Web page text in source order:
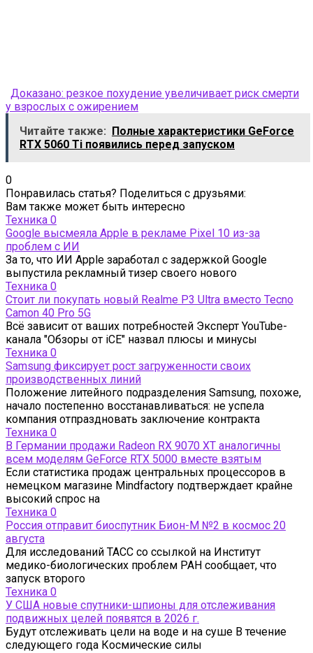
Доказано: резкое похудение увеличивает риск смерти
у взрослых с ожирением
Читайте также:
Полные характеристики GeForce
RTX 5060 Ti появились перед запуском
0
Понравилась статья? Поделиться с друзьями:
Вам также может быть интересно
Техника 0
Google высмеяла Apple в рекламе Pixel 10 из-за
проблем с ИИ
За то, что ИИ Apple заработал с задержкой Google
выпустила рекламный тизер своего нового
Техника 0
Стоит ли покупать новый Realme P3 Ultra вместо Tecno
Camon 40 Pro 5G
Всё зависит от ваших потребностей Эксперт YouTube-
канала "Обзоры от iCE" назвал плюсы и минусы
Техника 0
Samsung фиксирует рост загруженности своих
производственных линий
Положение литейного подразделения Samsung, похоже,
начало постепенно восстанавливаться: не успела
компания отпраздновать заключение контракта
Техника 0
В Германии продажи Radeon RX 9070 XT аналогичны
всем моделям GeForce RTX 5000 вместе взятым
Если статистика продаж центральных процессоров в
немецком магазине Mindfactory подтверждает крайне
высокий спрос на
Техника 0
Россия отправит биоспутник Бион-М №2 в космос 20
августа
Для исследований ТАСС со ссылкой на Институт
медико-биологических проблем РАН сообщает, что
запуск второго
Техника 0
У США новые спутники-шпионы для отслеживания
подвижных целей появятся в 2026 г.
Будут отслеживать цели на воде и на суше В течение
следующего года Космические силы